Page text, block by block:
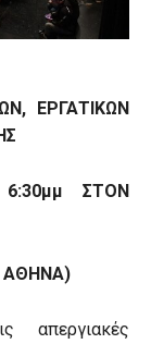
ΕΡΓΑΤΙΚΩΝ
ΣΤΟΝ
ΑΘΗΝΑ)
απεργιακές